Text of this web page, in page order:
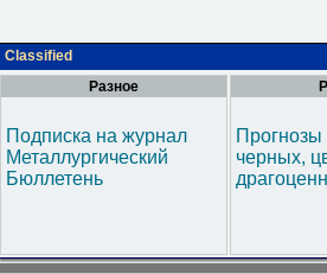
Classified
Разное
Подписка на журнал
Металлургический
Бюллетень
черных,